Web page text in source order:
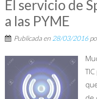
El servicio de
a las PYME
Publicada en 28/03/2016